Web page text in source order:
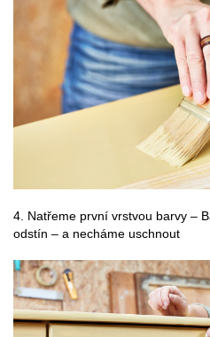
4. Natřeme první vrstvou barvy –
odstín – a necháme uschnout